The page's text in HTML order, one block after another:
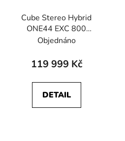
Cube Stereo Hybrid
ONE44 EXC 800
blueiris´n´black
Objednáno
119 999 Kč
DETAIL